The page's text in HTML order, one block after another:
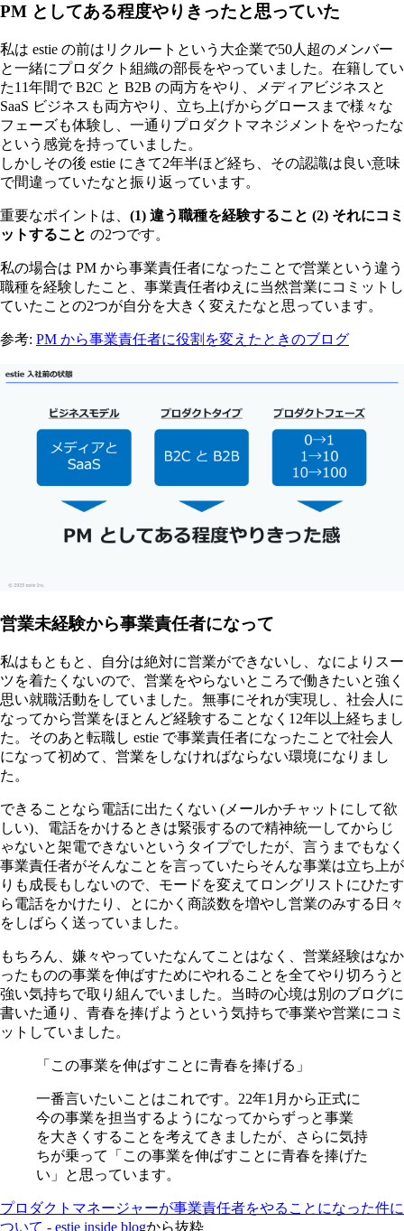
PM としてある程度やりきったと思っていた
私は estie の前はリクルートという大企業で50人超のメンバー
と一緒にプロダクト組織の部長をやっていました。在籍してい
た11年間で B2C と B2B の両方をやり、メディアビジネスと
SaaS ビジネスも両方やり、立ち上げからグロースまで様々な
フェーズも体験し、一通りプロダクトマネジメントをやったな
という感覚を持っていました。
しかしその後 estie にきて2年半ほど経ち、その認識は良い意味
で間違っていたなと振り返っています。
重要なポイントは、 (1) 違う職種を経験すること (2) それにコミ
ットすること の2つです。
私の場合は PM から事業責任者になったことで営業という違う
職種を経験したこと、事業責任者ゆえに当然営業にコミットし
ていたことの2つが自分を大きく変えたなと思っています。
参考: PM から事業責任者に役割を変えたときのブログ
営業未経験から事業責任者になって
私はもともと、自分は絶対に営業ができないし、なによりスー
ツを着たくないので、営業をやらないところで働きたいと強く
思い就職活動をしていました。無事にそれが実現し、社会人に
なってから営業をほとんど経験することなく12年以上経ちまし
た。そのあと転職し estie で事業責任者になったことで社会人
になって初めて、営業をしなければならない環境になりまし
た。
できることなら電話に出たくない (メールかチャットにして欲
しい)、電話をかけるときは緊張するので精神統一してからじ
ゃないと架電できないというタイプでしたが、言うまでもなく
事業責任者がそんなことを言っていたらそんな事業は立ち上が
りも成長もしないので、モードを変えてロングリストにひたす
ら電話をかけたり、とにかく商談数を増やし営業のみする日々
をしばらく送っていました。
もちろん、嫌々やっていたなんてことはなく、営業経験はなか
ったものの事業を伸ばすためにやれることを全てやり切ろうと
強い気持ちで取り組んでいました。当時の心境は別のブログに
書いた通り、青春を捧げようという気持ちで事業や営業にコミ
ットしていました。
「この事業を伸ばすことに青春を捧げる」
一番言いたいことはこれです。22年1月から正式に
今の事業を担当するようになってからずっと事業
を大きくすることを考えてきましたが、さらに気持
ちが乗って「この事業を伸ばすことに青春を捧げた
い」と思っています。
プロダクトマネージャーが事業責任者をやることになった件に
ついて - estie inside blogから抜粋